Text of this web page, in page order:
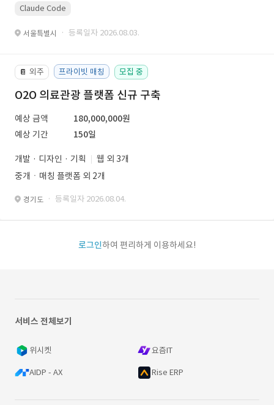
Claude Code
서울특별시 · 등록일자 2026.08.03.
📔 외주 프라이빗 매칭 모집 중
O2O 의료관광 플랫폼 신규 구축
예상 금액
180,000,000원
예상 기간
150일
개발 · 디자인 · 기획
웹 외 3개
중개ㆍ매칭 플랫폼 외 2개
경기도 · 등록일자 2026.08.04.
로그인하여 편리하게 이용하세요!
서비스 전체보기
위시켓 요즘IT
AIDP - AX Rise ERP